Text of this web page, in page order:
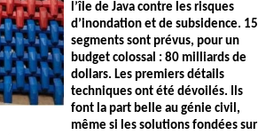
l’île de Java contre les risques
d’inondation et de subsidence. 15
segments sont prévus, pour un
budget colossal : 80 milliards de
dollars. Les premiers détails
techniques ont été dévoilés. Ils
font la part belle au génie civil,
même si les solutions fondées sur